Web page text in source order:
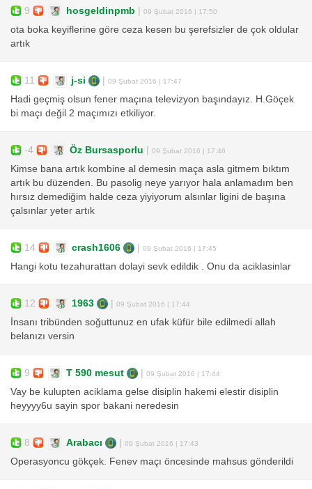
9 hosgeldinpmb 09 Şubat 2016 | 17:50
ota boka keyiflerine göre ceza kesen bu şerefsizler de çok oldular
artık
11 j-si 09 Şubat 2016 | 17:47
Hadi geçmiş olsun fener maçına televizyon başındayız. H.Göçek
bi maçı değil 2 maçımızı etkiliyor.
-4 Öz Bursasporlu 09 Şubat 2016 | 17:46
Kimse bana artık kombine al demesin maça asla gitmem bıktım
artık bu düzenden. Bu pasolig neye yarıyor hala anlamadım ben
hırsız demediğim halde ceza yiyiyorum alsınlar ligini de başına
çalsınlar yeter artık
14 crash1606 09 Şubat 2016 | 17:45
Hangi kotu tezahurattan dolayi sevk edildik . Onu da aciklasinlar
12 1963 09 Şubat 2016 | 17:44
İnsanı tribünden soğuttunuz en ufak küfür bile edilmedi allah
belanızı versin
9 T 590 mesut 09 Şubat 2016 | 17:44
Vay be kulupten aciklama gelse disiplin hakemi elestir disiplin
heyyyy6u sayin spor bakani neredesin
8 Arabacı 09 Şubat 2016 | 17:43
Operasyoncu gökçek. Fenev maçı öncesinde mahsus gönderildi